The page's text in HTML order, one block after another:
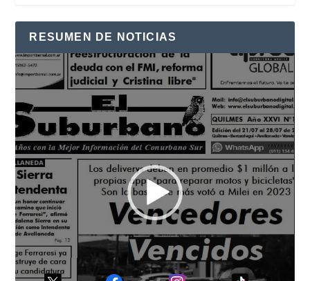
RESUMEN DE NOTICIAS
Reproductor
de
vídeo